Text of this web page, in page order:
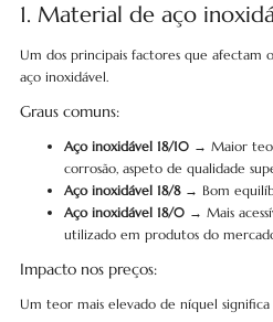
1. Material de aço
Um dos principais factores que afectam
aço inoxidável.
Graus comuns:
Aço inoxidável 18/10→ Maior teor
corrosão, aspeto de qualidade
Aço inoxidável 18/8→ Bom
Aço inoxidável 18/0→ Mais
utilizado em produtos do
Impacto nos preços:
Um teor mais elevado de níquel